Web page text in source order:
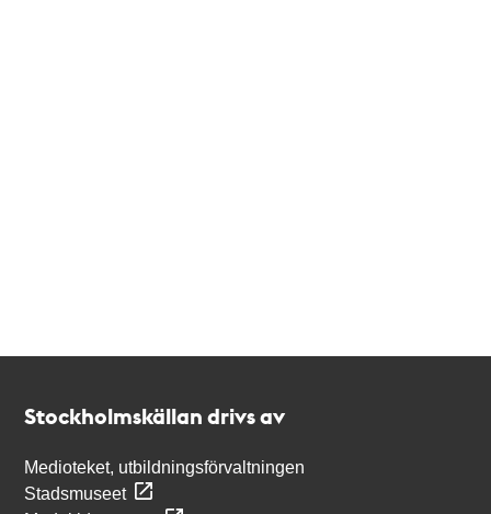
Stockholmskällan drivs av
Medioteket, utbildningsförvaltningen
Stadsmuseet